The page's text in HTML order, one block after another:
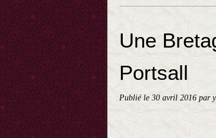
Une
Portsall
Publié le 30 avril 2016 par